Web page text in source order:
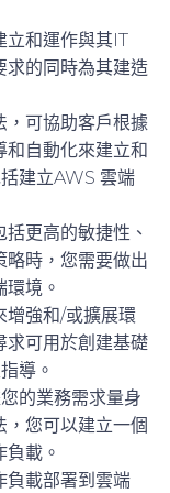
立和運作與其IT
求的同時為其建造
，可協助客戶根據
和自動化來建立和
建立AWS 雲端
更高的敏捷性、
略時，您需要做出
境。
增強和/或擴展環
求可用於創建基礎
導。
的業務需求量身
，您可以建立一個
載。
負載部署到雲端